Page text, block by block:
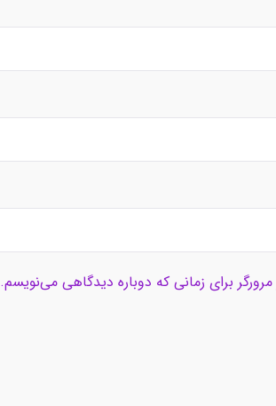
برای زمانی که دوباره دیدگاهی می‌نویسم.